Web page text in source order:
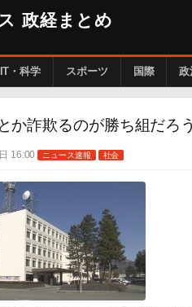
政経まとめ
IT・科学 スポーツ 国際 政
か詐欺るのが勝ち組だろ
16:00 ニュース速報 社会